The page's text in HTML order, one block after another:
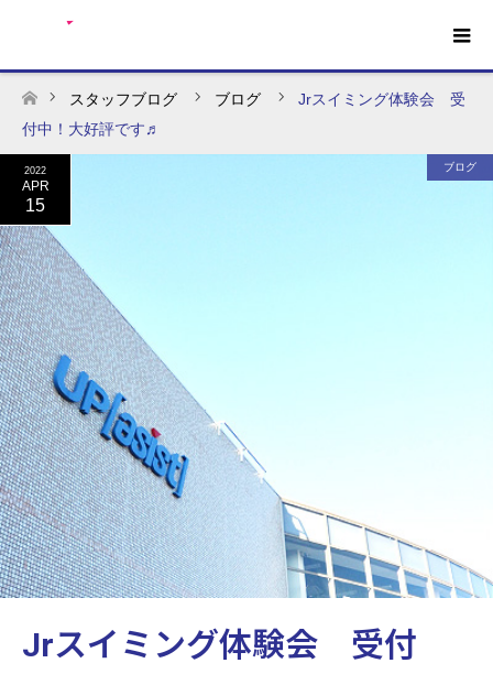
ホーム
スタッフブログ ブログ
Jrスイミング体験会 受
付中！大好評です♬
2022
APR
15
ブログ
Jrスイミング体験会 受付